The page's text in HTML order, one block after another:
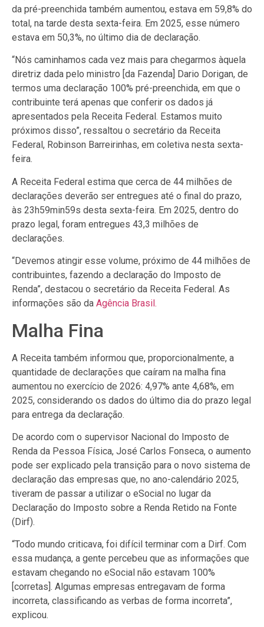
da pré-preenchida também aumentou, estava em 59,8% do
total, na tarde desta sexta-feira. Em 2025, esse número
estava em 50,3%, no último dia de declaração.
“Nós caminhamos cada vez mais para chegarmos àquela
diretriz dada pelo ministro [da Fazenda] Dario Dorigan, de
termos uma declaração 100% pré-preenchida, em que o
contribuinte terá apenas que conferir os dados já
apresentados pela Receita Federal. Estamos muito
próximos disso”, ressaltou o secretário da Receita
Federal, Robinson Barreirinhas, em coletiva nesta sexta-
feira.
A Receita Federal estima que cerca de 44 milhões de
declarações deverão ser entregues até o final do prazo,
às 23h59min59s desta sexta-feira. Em 2025, dentro do
prazo legal, foram entregues 43,3 milhões de
declarações.
“Devemos atingir esse volume, próximo de 44 milhões de
contribuintes, fazendo a declaração do Imposto de
Renda”, destacou o secretário da Receita Federal. As
informações são da Agência Brasil.
Malha Fina
A Receita também informou que, proporcionalmente, a
quantidade de declarações que caíram na malha fina
aumentou no exercício de 2026: 4,97% ante 4,68%, em
2025, considerando os dados do último dia do prazo legal
para entrega da declaração.
De acordo com o supervisor Nacional do Imposto de
Renda da Pessoa Física, José Carlos Fonseca, o aumento
pode ser explicado pela transição para o novo sistema de
declaração das empresas que, no ano-calendário 2025,
tiveram de passar a utilizar o eSocial no lugar da
Declaração do Imposto sobre a Renda Retido na Fonte
(Dirf).
“Todo mundo criticava, foi difícil terminar com a Dirf. Com
essa mudança, a gente percebeu que as informações que
estavam chegando no eSocial não estavam 100%
[corretas]. Algumas empresas entregavam de forma
incorreta, classificando as verbas de forma incorreta”,
explicou.